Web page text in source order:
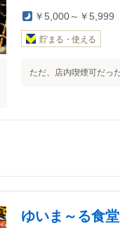
￥5,000～￥5,999
貯まる・使える
ただ、店内喫煙可だっ
ゆいま～る食